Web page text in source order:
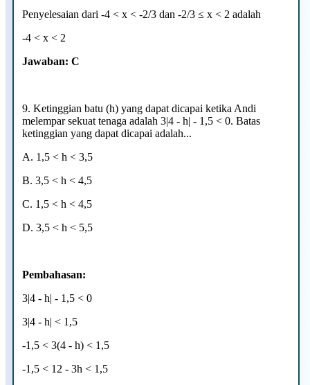
Penyelesaian dari -4 < x < -2/3 dan -2/3 ≤ x < 2 adalah
-4 < x < 2
Jawaban: C
9. Ketinggian batu (h) yang dapat dicapai ketika Andi
melempar sekuat tenaga adalah 3|4 - h| - 1,5 < 0. Batas
ketinggian yang dapat dicapai adalah...
A. 1 ,5 < h < 3,5
B. 3,5 < h < 4,5
C. 1 ,5 < h < 4,5
D. 3,5 < h < 5,5
Pembahasan:
3|4 - h| - 1,5 < 0
3|4 - h| < 1,5
-1,5 < 3(4 - h) < 1,5
-1,5 < 12 - 3h < 1,5